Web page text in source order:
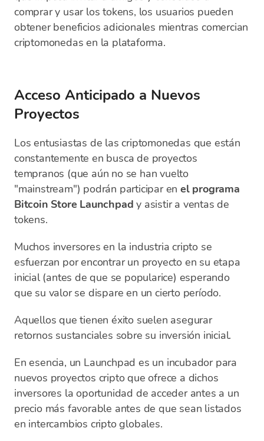
comprar y usar los tokens, los usuarios pueden
obtener beneficios adicionales mientras comercian
criptomonedas en la plataforma.
Acceso Anticipado a Nuevos
Proyectos
Los entusiastas de las criptomonedas que están
constantemente en busca de proyectos
tempranos (que aún no se han vuelto
"mainstream") podrán participar enel programa
Bitcoin Store Launchpad y asistir a ventas de
tokens.
Muchos inversores en la industria cripto se
esfuerzan por encontrar un proyecto en su etapa
inicial (antes de que se popularice) esperando
que su valor se dispare en un cierto período.
Aquellos que tienen éxito suelen asegurar
retornos sustanciales sobre su inversión inicial.
En esencia, un Launchpad es un incubador para
nuevos proyectos cripto que ofrece a dichos
inversores la oportunidad de acceder antes a un
precio más favorable antes de que sean listados
en intercambios cripto globales.